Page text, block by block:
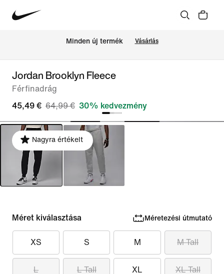
Minden új termék Vásárlás
Jordan Brooklyn Fleece
Férfinadrág
45,49 € 64,99 € 30% kedvezmény
Nagyra értékelt
Méret kiválasztása Méretezési útmutató
XS S M M Tall
L L Tall XL XL Tall